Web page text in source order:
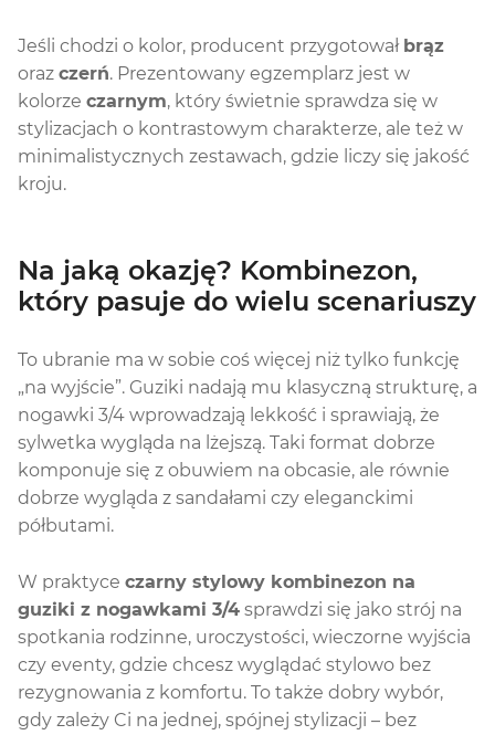
Jeśli chodzi o kolor, producent przygotował brąz
oraz czerń. Prezentowany egzemplarz jest w
kolorze czarnym, który świetnie sprawdza się w
stylizacjach o kontrastowym charakterze, ale też w
minimalistycznych zestawach, gdzie liczy się jakość
kroju.
Na jaką okazję? Kombinezon,
który pasuje do wielu scenariuszy
To ubranie ma w sobie coś więcej niż tylko funkcję
„na wyjście”. Guziki nadają mu klasyczną strukturę, a
nogawki 3/4 wprowadzają lekkość i sprawiają, że
sylwetka wygląda na lżejszą. Taki format dobrze
komponuje się z obuwiem na obcasie, ale równie
dobrze wygląda z sandałami czy eleganckimi
półbutami.
W praktyce czarny stylowy kombinezon na
guziki z nogawkami 3/4 sprawdzi się jako strój na
spotkania rodzinne, uroczystości, wieczorne wyjścia
czy eventy, gdzie chcesz wyglądać stylowo bez
rezygnowania z komfortu. To także dobry wybór,
gdy zależy Ci na jednej, spójnej stylizacji – bez